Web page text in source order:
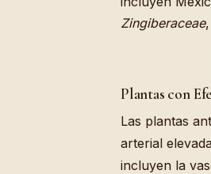
Zingiberaceae,
Plantas con
Las plantas
arterial
incluyen la